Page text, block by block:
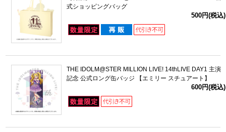
式ショッピングバッグ
500円(税込)
THE IDOLM@STER MILLION LIVE! 14thLIVE DAY1 主演
記念 公式ロング缶バッジ 【エミリー スチュアート】
600円(税込)